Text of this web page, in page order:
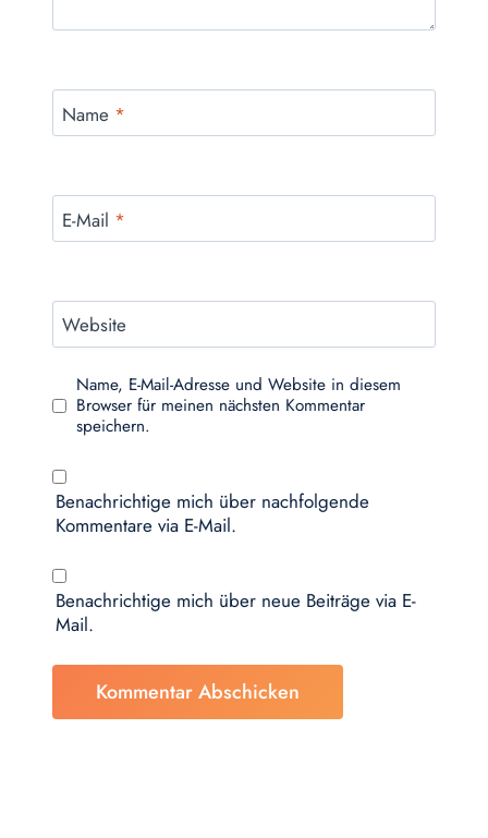
Name *
E-Mail *
Website
Name, E-Mail-Adresse und Website in diesem
Browser für meinen nächsten Kommentar
speichern.
Benachrichtige mich über nachfolgende
Kommentare via E-Mail.
Benachrichtige mich über neue Beiträge via E-
Mail.